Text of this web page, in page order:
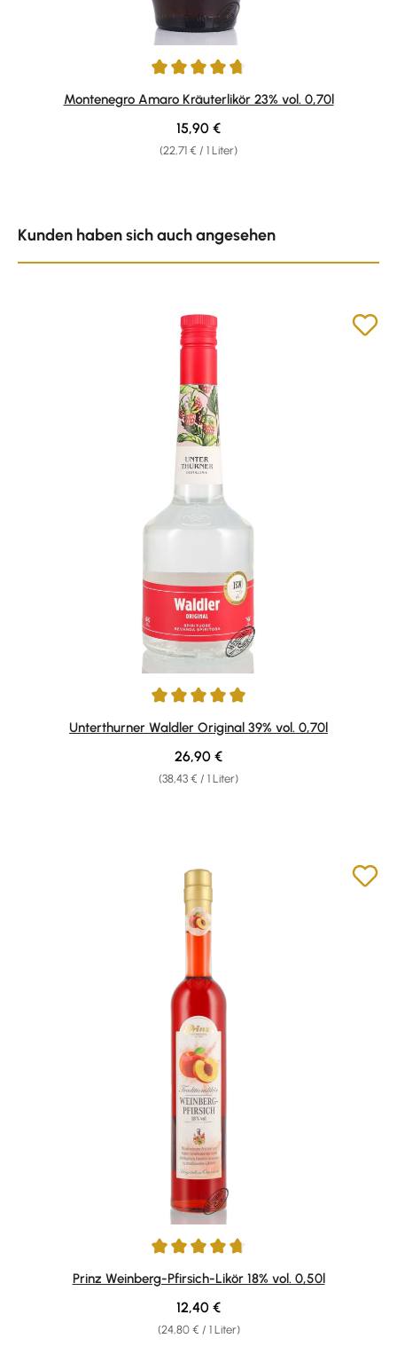
Durchschnittliche Bewertung von 4.86 von 5 Sternen
Montenegro Amaro Kräuterlikör 23% vol. 0,70l
(22,71 € / 1 Liter)
Regulärer Preis:
15,90 €
Kunden haben sich auch angesehen
Durchschnittliche Bewertung von 4.9 von 5 Sternen
Unterthurner Waldler Original 39% vol. 0,70l
(38,43 € / 1 Liter)
Regulärer Preis:
26,90 €
Durchschnittliche Bewertung von 4.87 von 5 Sternen
Prinz Weinberg-Pfirsich-Likör 18% vol. 0,50l
(24,80 € / 1 Liter)
Regulärer Preis:
12,40 €